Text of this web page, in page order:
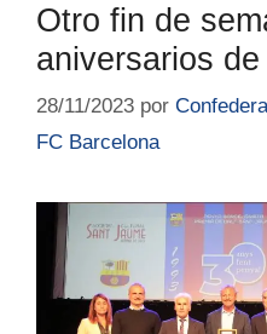
Otro fin de
aniversarios
28/11/2023 por
FC Barcelona